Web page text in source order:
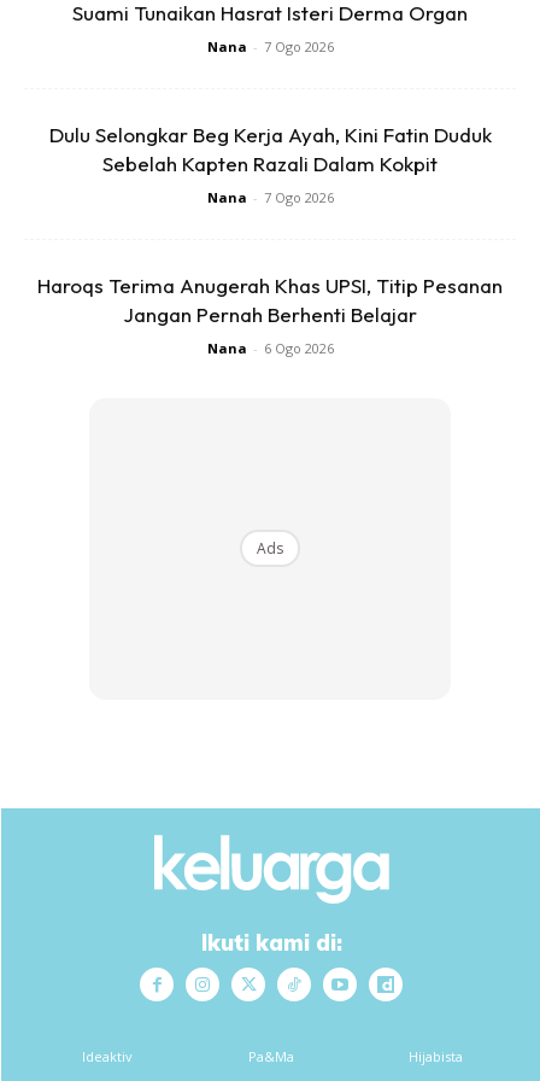
Suami Tunaikan Hasrat Isteri Derma Organ
Nana - 7 Ogo 2026
Dulu Selongkar Beg Kerja Ayah, Kini Fatin Duduk
Sebelah Kapten Razali Dalam Kokpit
Nana - 7 Ogo 2026
Haroqs Terima Anugerah Khas UPSI, Titip Pesanan
Jangan Pernah Berhenti Belajar
Nana - 6 Ogo 2026
Ads
Ikuti kami di:
Ideaktiv Pa&Ma Hijabista